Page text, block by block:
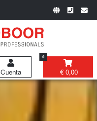
Cuenta
0
€ 0,00